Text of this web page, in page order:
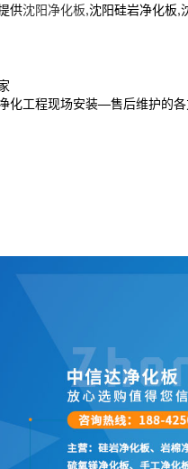
供沈阳净化板,沈阳硅岩净化板,
工程现场安装—售后维护的